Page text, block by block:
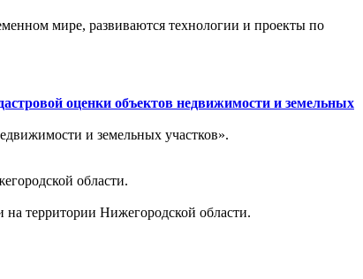
мире, развиваются технологии и проекты по
оценки объектов недвижимости и земельных
и земельных участков».
области.
на территории Нижегородской области.